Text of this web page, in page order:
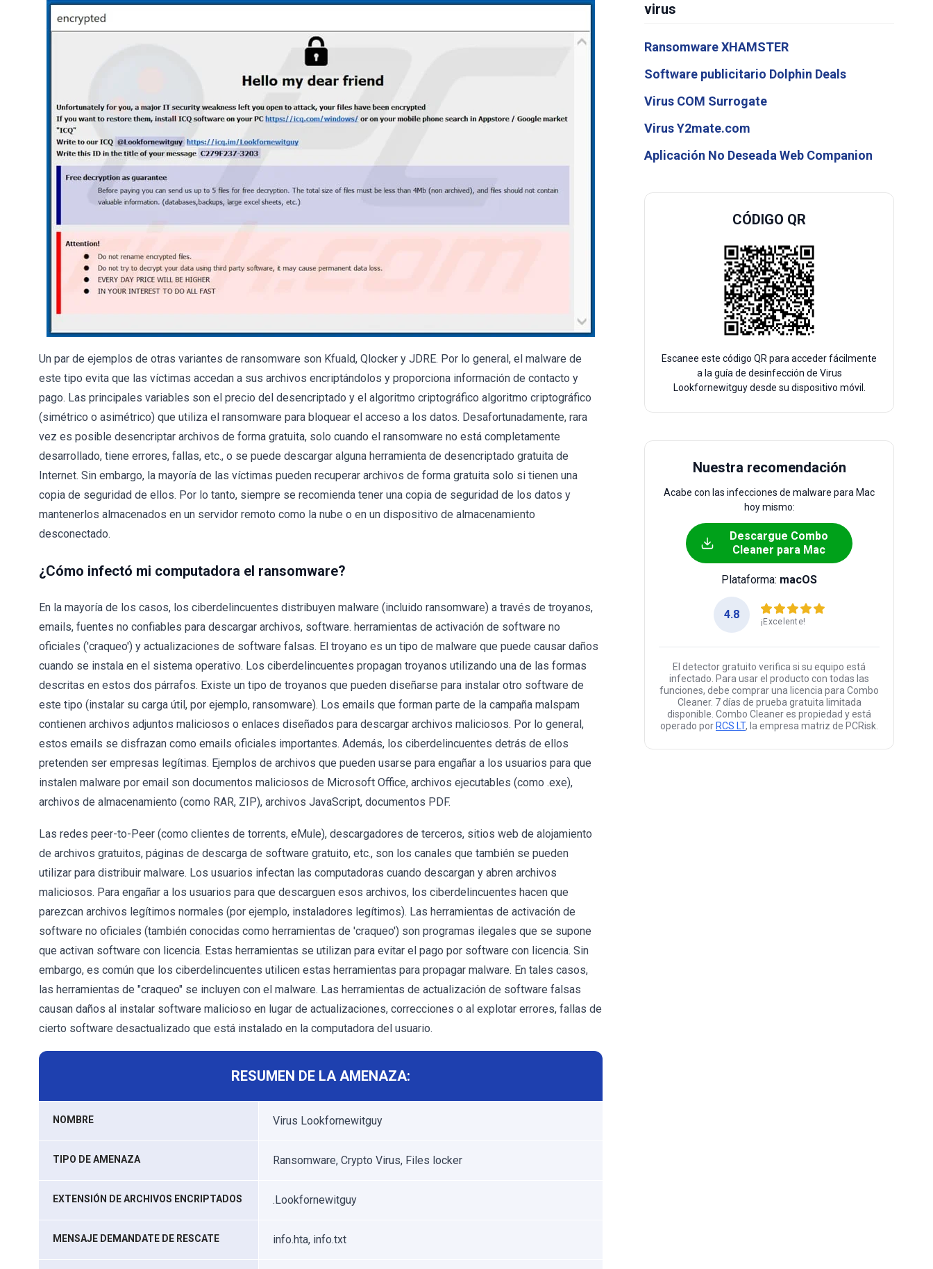
Un par de ejemplos de otras variantes de ransomware son Kfuald, Qlocker y JDRE. Por lo general, el malware de
este tipo evita que las víctimas accedan a sus archivos encriptándolos y proporciona información de contacto y
pago. Las principales variables son el precio del desencriptado y el algoritmo criptográfico algoritmo criptográfico
(simétrico o asimétrico) que utiliza el ransomware para bloquear el acceso a los datos. Desafortunadamente, rara
vez es posible desencriptar archivos de forma gratuita, solo cuando el ransomware no está completamente
desarrollado, tiene errores, fallas, etc., o se puede descargar alguna herramienta de desencriptado gratuita de
Internet. Sin embargo, la mayoría de las víctimas pueden recuperar archivos de forma gratuita solo si tienen una
copia de seguridad de ellos. Por lo tanto, siempre se recomienda tener una copia de seguridad de los datos y
mantenerlos almacenados en un servidor remoto como la nube o en un dispositivo de almacenamiento
desconectado.
¿Cómo infectó mi computadora el ransomware?
En la mayoría de los casos, los ciberdelincuentes distribuyen malware (incluido ransomware) a través de troyanos,
emails, fuentes no confiables para descargar archivos, software. herramientas de activación de software no
oficiales ('craqueo') y actualizaciones de software falsas. El troyano es un tipo de malware que puede causar daños
cuando se instala en el sistema operativo. Los ciberdelincuentes propagan troyanos utilizando una de las formas
descritas en estos dos párrafos. Existe un tipo de troyanos que pueden diseñarse para instalar otro software de
este tipo (instalar su carga útil, por ejemplo, ransomware). Los emails que forman parte de la campaña malspam
contienen archivos adjuntos maliciosos o enlaces diseñados para descargar archivos maliciosos. Por lo general,
estos emails se disfrazan como emails oficiales importantes. Además, los ciberdelincuentes detrás de ellos
pretenden ser empresas legítimas. Ejemplos de archivos que pueden usarse para engañar a los usuarios para que
instalen malware por email son documentos maliciosos de Microsoft Office, archivos ejecutables (como .exe),
archivos de almacenamiento (como RAR, ZIP), archivos JavaScript, documentos PDF.
Las redes peer-to-Peer (como clientes de torrents, eMule), descargadores de terceros, sitios web de alojamiento
de archivos gratuitos, páginas de descarga de software gratuito, etc., son los canales que también se pueden
utilizar para distribuir malware. Los usuarios infectan las computadoras cuando descargan y abren archivos
maliciosos. Para engañar a los usuarios para que descarguen esos archivos, los ciberdelincuentes hacen que
parezcan archivos legítimos normales (por ejemplo, instaladores legítimos). Las herramientas de activación de
software no oficiales (también conocidas como herramientas de 'craqueo') son programas ilegales que se supone
que activan software con licencia. Estas herramientas se utilizan para evitar el pago por software con licencia. Sin
embargo, es común que los ciberdelincuentes utilicen estas herramientas para propagar malware. En tales casos,
las herramientas de "craqueo" se incluyen con el malware. Las herramientas de actualización de software falsas
causan daños al instalar software malicioso en lugar de actualizaciones, correcciones o al explotar errores, fallas de
cierto software desactualizado que está instalado en la computadora del usuario.
RESUMEN DE LA AMENAZA:
NOMBRE Virus Lookfornewitguy
TIPO DE AMENAZA Ransomware, Crypto Virus, Files locker
EXTENSIÓN DE ARCHIVOS ENCRIPTADOS .Lookfornewitguy
MENSAJE DEMANDATE DE RESCATE info.hta, info.txt
virus
Ransomware XHAMSTER
Software publicitario Dolphin Deals
Virus COM Surrogate
Virus Y2mate.com
Aplicación No Deseada Web Companion
CÓDIGO QR
Escanee este código QR para acceder fácilmente
a la guía de desinfección de Virus
Lookfornewitguy desde su dispositivo móvil.
Nuestra recomendación
Acabe con las infecciones de malware para Mac
hoy mismo:
Descargue Combo
Cleaner para Mac
Plataforma: macOS
4.8
¡Excelente!
El detector gratuito verifica si su equipo está
infectado. Para usar el producto con todas las
funciones, debe comprar una licencia para Combo
Cleaner. 7 días de prueba gratuita limitada
disponible. Combo Cleaner es propiedad y está
operado por RCS LT, la empresa matriz de PCRisk.